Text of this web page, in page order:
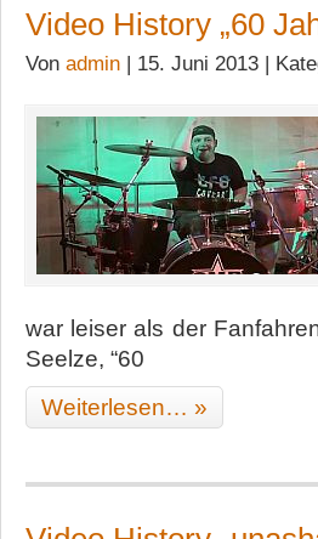
Video History „60
Von admin | 15. Juni 2013 |
war leiser als der
Seelze, “60
Weiterlesen… »